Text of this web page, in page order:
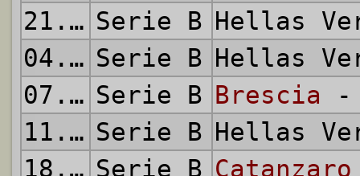
21.01.2006 Serie B Hellas
04.02.2006 Serie B Hellas
07.02.2006 Serie B Brescia -
11.02.2006 Serie B Hellas
18.02.2006 Serie B Catanzaro